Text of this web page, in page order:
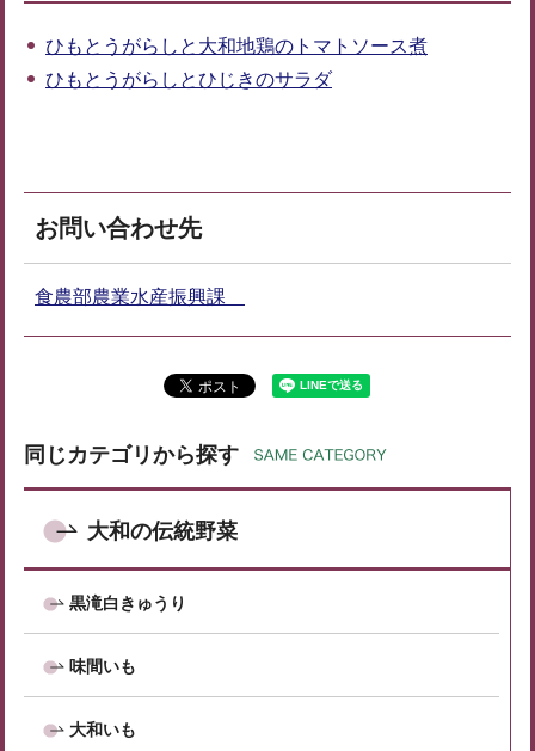
ひもとうがらしと大和地鶏のトマトソース煮
ひもとうがらしとひじきのサラダ
お問い合わせ先
食農部農業水産振興課
同じカテゴリから探す
大和の伝統野菜
黒滝白きゅうり
味間いも
大和いも